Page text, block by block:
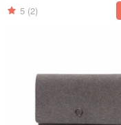
5 (2)